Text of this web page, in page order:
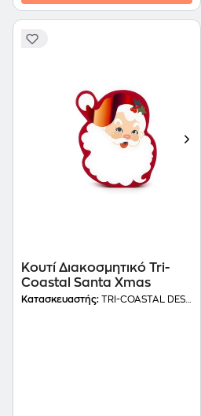
Κουτί Διακοσμητικό Tri-
Coastal Santa Xmas
Κατασκευαστής: TRI-COASTAL DESIGN